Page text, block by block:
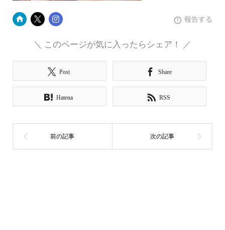
報告する
＼ このページが気に入ったらシェア！ ／
Post Share
Hatena RSS